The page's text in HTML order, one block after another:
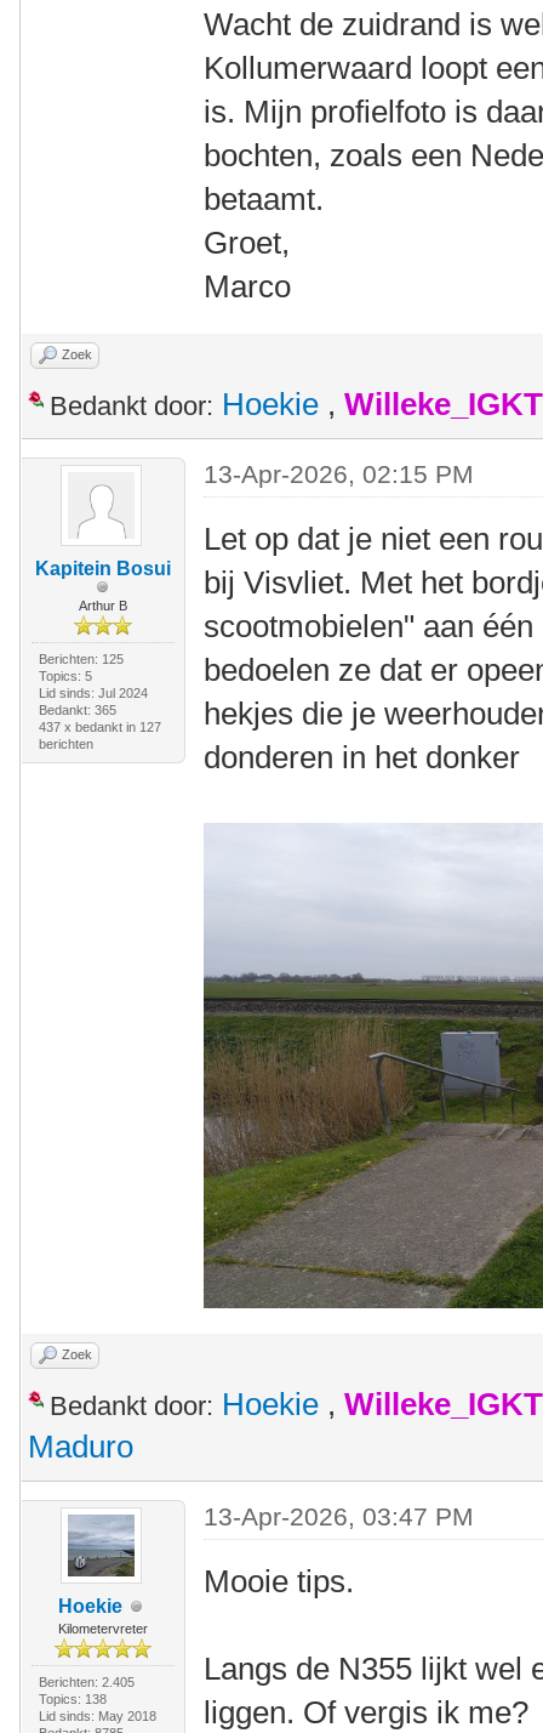
Wacht de zuidrand is
Kollumerwaard loopt
is. Mijn profielfoto is
bochten, zoals een
betaamt.
Groet,
Marco
Zoek
Bedankt door: Hoekie , Willeke_IGKT
Kapitein Bosui
Arthur B
Berichten: 125
Topics: 5
Lid sinds: Jul 2024
Bedankt: 365
437 x bedankt in 127
berichten
13-Apr-2026, 02:15 PM
Let op dat je niet een
bij Visvliet. Met het
scootmobielen" aan
bedoelen ze dat er
hekjes die je
donderen in het donker
Zoek
Bedankt door: Hoekie , Willeke_IGKT
Maduro
Hoekie
Kilometervreter
Berichten: 2.405
Topics: 138
Lid sinds: May 2018
13-Apr-2026, 03:47 PM
Mooie tips.
Langs de N355 lijkt wel
liggen. Of vergis ik me?